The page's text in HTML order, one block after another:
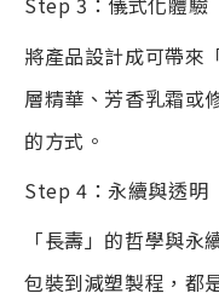
將產品設計成可帶來
層精華、芳香乳霜或
的方式。
Step 4 ：永續與透明
「長壽」的哲學與
包裝到減塑製程，都